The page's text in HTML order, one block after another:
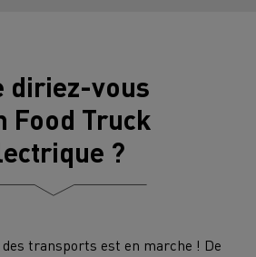
diriez-vous
Food Truck
?
transports est en marche ! De